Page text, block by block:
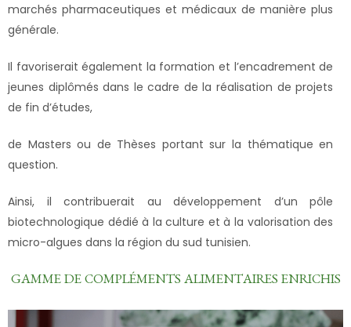
marchés pharmaceutiques et médicaux de manière plus
générale.
Il favoriserait également la formation et l’encadrement de
jeunes diplômés dans le cadre de la réalisation de projets
de fin d’études,
de Masters ou de Thèses portant sur la thématique en
question.
Ainsi, il contribuerait au développement d’un pôle
biotechnologique dédié à la culture et à la valorisation des
micro-algues dans la région du sud tunisien.
GAMME DE COMPLÉMENTS ALIMENTAIRES ENRICHIS